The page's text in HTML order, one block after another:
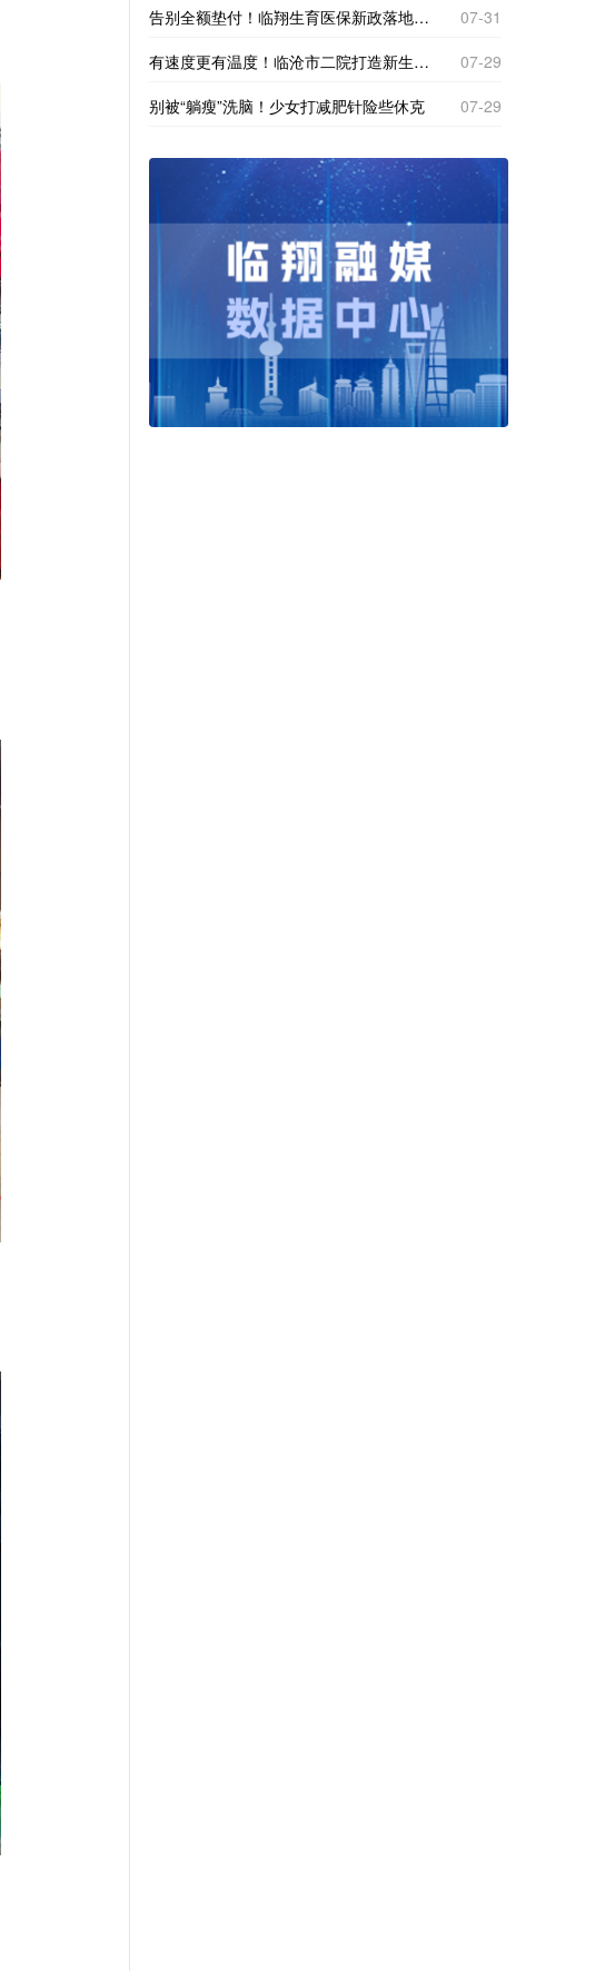
告别全额垫付！临翔生育医保新政落地，产检分娩直接现场报销
07-31
有速度更有温度！临沧市二院打造新生一站式体检专区
07-29
别被“躺瘦”洗脑！少女打减肥针险些休克
07-29